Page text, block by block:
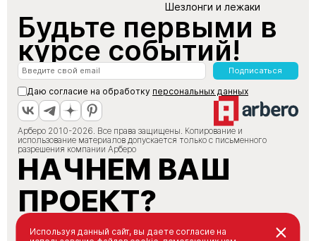
Шезлонги и лежаки
Будьте первыми в
курсе событий!
Подписаться
Даю согласие на обработку персональных данных
Арберо 2010-2026. Все права защищены. Копирование и
использование материалов допускается только с письменного
разрешения компании Арберо
НАЧНЕМ ВАШ
ПРОЕКТ?
+7 (495) 147-66-88
Используя данный сайт, вы даете согласие на